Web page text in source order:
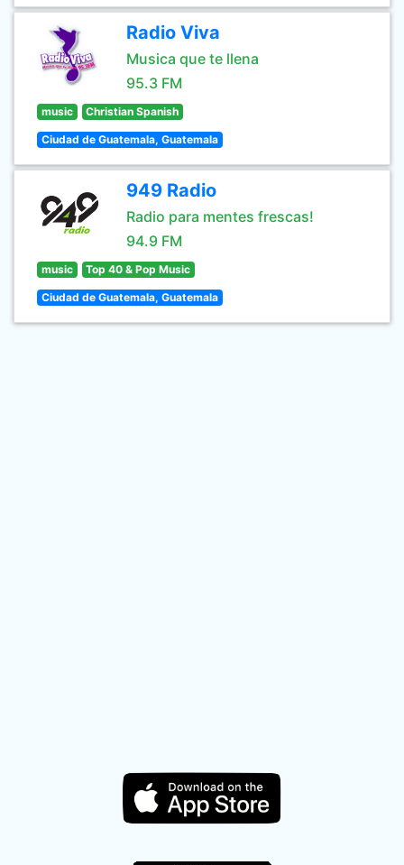
Radio Viva
Musica que te llena
95.3 FM
music Christian Spanish
Ciudad de Guatemala, Guatemala
949 Radio
Radio para mentes frescas!
94.9 FM
music Top 40 & Pop Music
Ciudad de Guatemala, Guatemala